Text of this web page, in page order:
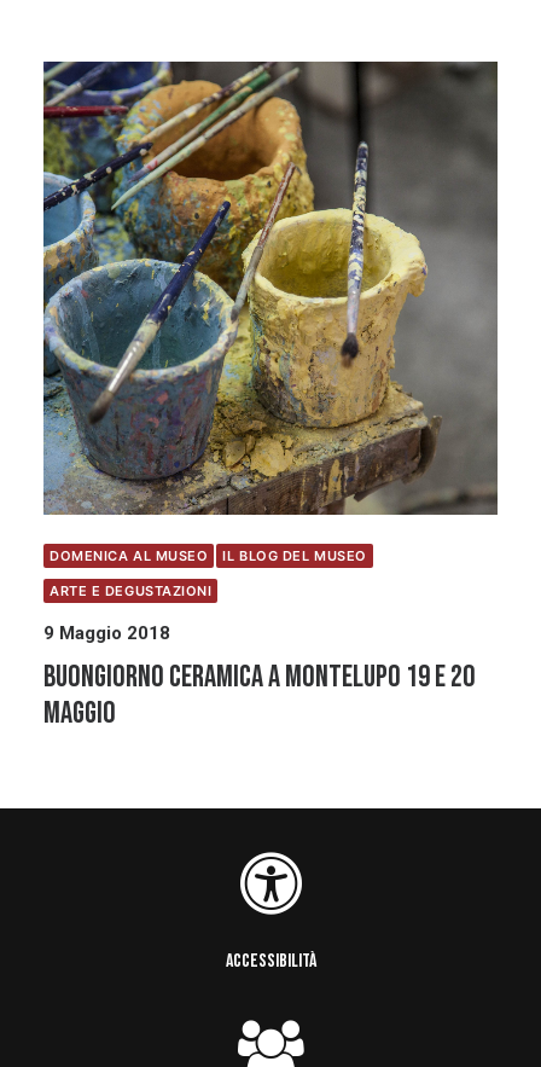
DOMENICA AL MUSEO IL BLOG DEL MUSEO
ARTE E DEGUSTAZIONI
9 Maggio 2018
Buongiorno Ceramica a Montelupo 19 e 20
maggio
ACCESSIBILITÀ